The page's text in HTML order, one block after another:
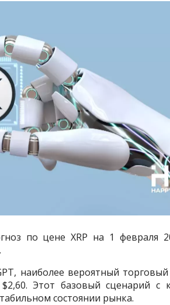
по цене XRP на 1 февраля
наиболее вероятный
Этот базовый сценарий с
состоянии рынка.